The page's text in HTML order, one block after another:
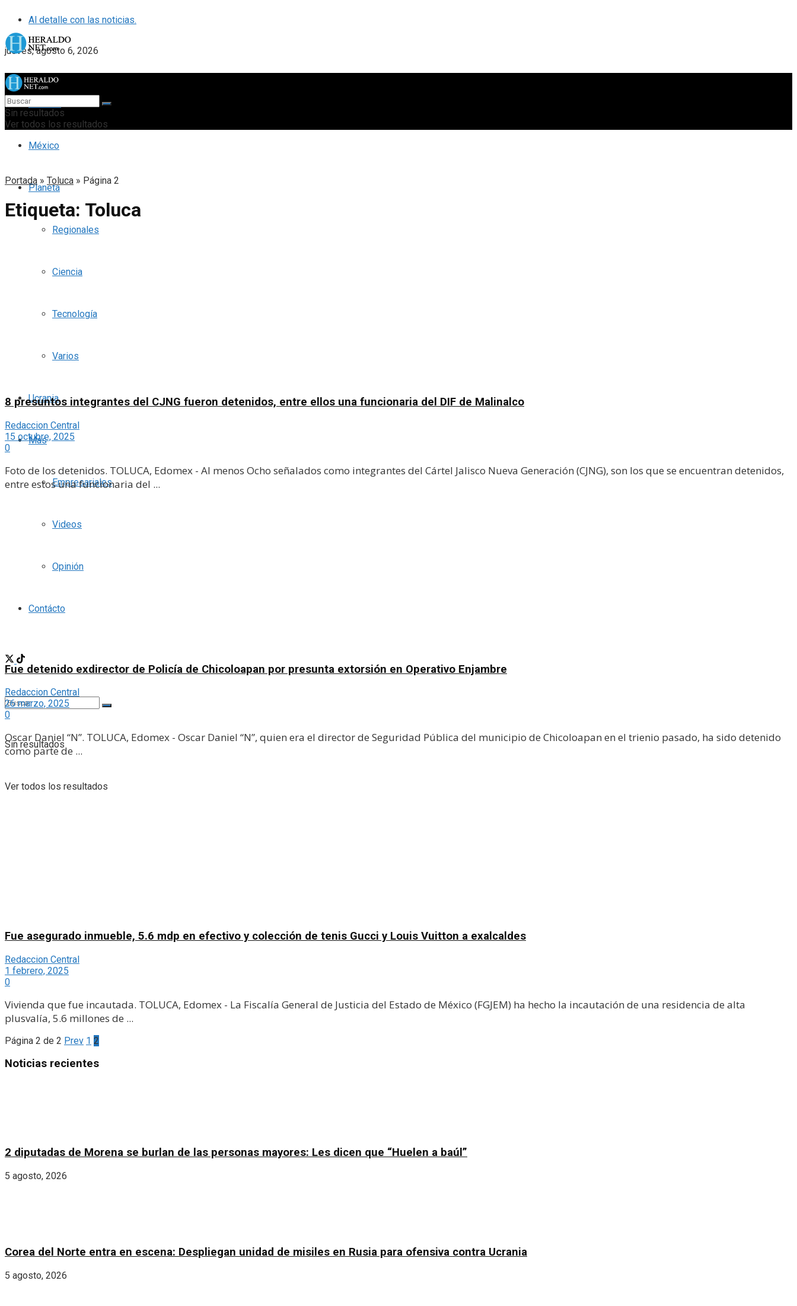
Al detalle con las noticias.
jueves, agosto 6, 2026
Portada
México
Planeta
Regionales
Ciencia
Tecnología
Varios
Ucrania
Más
Empresariales
Videos
Opinión
Contácto
Sin resultados
Ver todos los resultados
Sin resultados
Ver todos los resultados
Portada » Toluca » Página 2
Etiqueta: Toluca
8 presuntos integrantes del CJNG fueron detenidos, entre ellos una funcionaria del DIF de Malinalco
Redaccion Central
15 octubre, 2025
0
Foto de los detenidos. TOLUCA, Edomex - Al menos Ocho señalados como integrantes del Cártel Jalisco Nueva Generación (CJNG), son los que se encuentran detenidos,
entre estos una funcionaria del ...
Fue detenido exdirector de Policía de Chicoloapan por presunta extorsión en Operativo Enjambre
Redaccion Central
26 marzo, 2025
0
Oscar Daniel “N”. TOLUCA, Edomex - Oscar Daniel “N”, quien era el director de Seguridad Pública del municipio de Chicoloapan en el trienio pasado, ha sido detenido
como parte de ...
Fue asegurado inmueble, 5.6 mdp en efectivo y colección de tenis Gucci y Louis Vuitton a exalcaldes
Redaccion Central
1 febrero, 2025
0
Vivienda que fue incautada. TOLUCA, Edomex - La Fiscalía General de Justicia del Estado de México (FGJEM) ha hecho la incautación de una residencia de alta
plusvalía, 5.6 millones de ...
Página 2 de 2 Prev 1 2
Noticias recientes
2 diputadas de Morena se burlan de las personas mayores: Les dicen que “Huelen a baúl”
5 agosto, 2026
Corea del Norte entra en escena: Despliegan unidad de misiles en Rusia para ofensiva contra Ucrania
5 agosto, 2026